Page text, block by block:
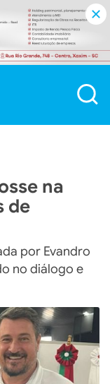
na
de
por Evandro
no diálogo e